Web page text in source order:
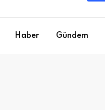
Haber Gündem